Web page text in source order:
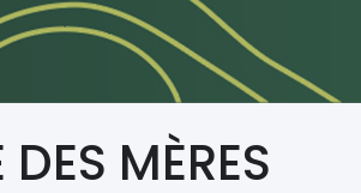
MÈRES